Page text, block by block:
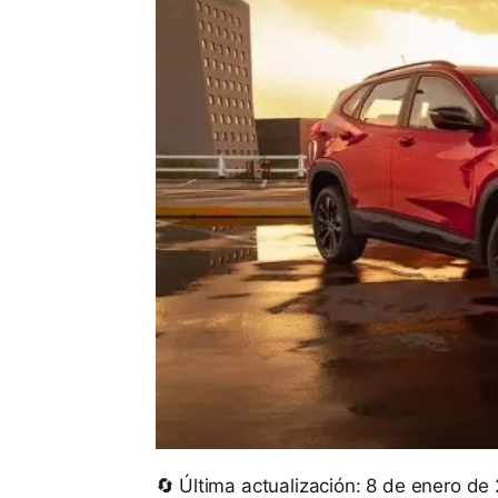
🔄 Última actualización: 8 de enero de